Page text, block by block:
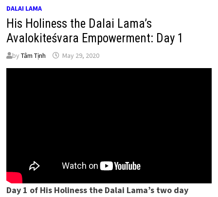
DALAI LAMA
His Holiness the Dalai Lama’s
Avalokiteśvara Empowerment: Day 1
by Tâm Tịnh May 29, 2020
Day 1 of His Holiness the Dalai Lama’s two day